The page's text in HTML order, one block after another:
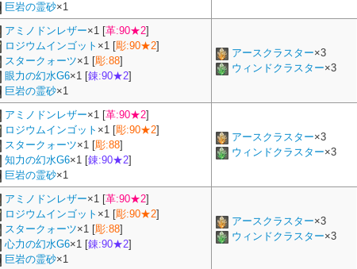
巨岩の霊砂×1
アミノドンレザー×1 [革:90★2]
ロジウムインゴット ×1 [彫:90★2]
スタークォーツ×1 [彫:88]
眼力の幻水G6×1 [錬:90★2]
巨岩の霊砂×1
アースクラスター×3
ウィンドクラスター×3
アミノドンレザー×1 [革:90★2]
ロジウムインゴット ×1 [彫:90★2]
スタークォーツ×1 [彫:88]
知力の幻水G6×1 [錬:90★2]
巨岩の霊砂×1
アースクラスター×3
ウィンドクラスター×3
アミノドンレザー×1 [革:90★2]
ロジウムインゴット ×1 [彫:90★2]
スタークォーツ×1 [彫:88]
心力の幻水G6×1 [錬:90★2]
巨岩の霊砂×1
アースクラスター×3
ウィンドクラスター×3